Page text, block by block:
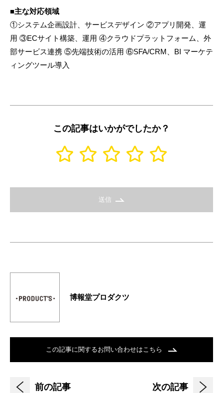
■主な対応領域
①システム企画設計、サービスデザイン ②アプリ開発、運
用 ③ECサイト構築、運用 ④クラウドプラットフォーム、外
部サービス連携 ⑤先端技術の活用 ⑥SFA/CRM、BI マーケテ
ィングツール導入
この記事はいかがでしたか？
送信
博報堂プロダクツ
この記事に関するお問い合わせはこちら
前の記事 次の記事